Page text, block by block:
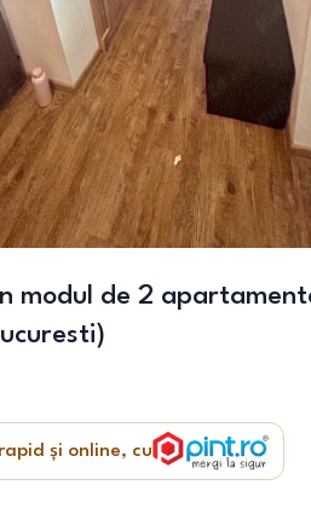
modul de 2
și online, cu